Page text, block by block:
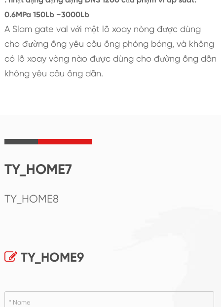
0.6MPa 150Lb ~3000Lb
A Slam gate val với một lỗ xoay nòng được dùng
cho đường ống yêu cầu ống phóng bóng, và không
có lỗ xoay vòng nào được dùng cho đường ống dẫn
không yêu cầu ống dẫn.
TY_HOME7
TY_HOME8
TY_HOME9